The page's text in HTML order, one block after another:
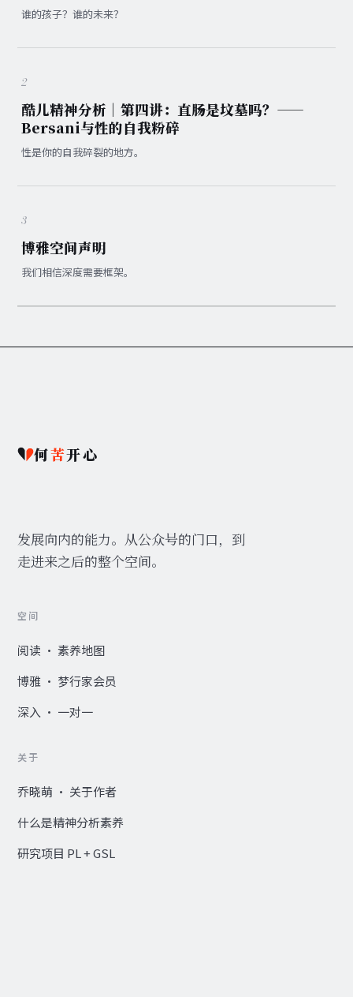
谁的孩子？谁的未来？
2
酷儿精神分析｜第四讲：直肠是坟墓吗？——
Bersani与性的自我粉碎
性是你的自我碎裂的地方。
3
博雅空间声明
我们相信深度需要框架。
何苦开心
发展向内的能力。从公众号的门口，到
走进来之后的整个空间。
空间
阅读 · 素养地图
博雅 · 梦行家会员
深入 · 一对一
关于
乔晓萌 · 关于作者
什么是精神分析素养
研究项目 PL + GSL